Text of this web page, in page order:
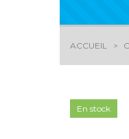
ACCUEIL
En stock